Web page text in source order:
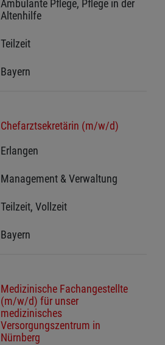
Ambulante Pflege, Pflege in der
Altenhilfe
Teilzeit
Bayern
Chefarztsekretärin (m/w/d)
Erlangen
Management & Verwaltung
Teilzeit, Vollzeit
Bayern
Medizinische Fachangestellte
(m/w/d) für unser
medizinisches
Versorgungszentrum in
Nürnberg